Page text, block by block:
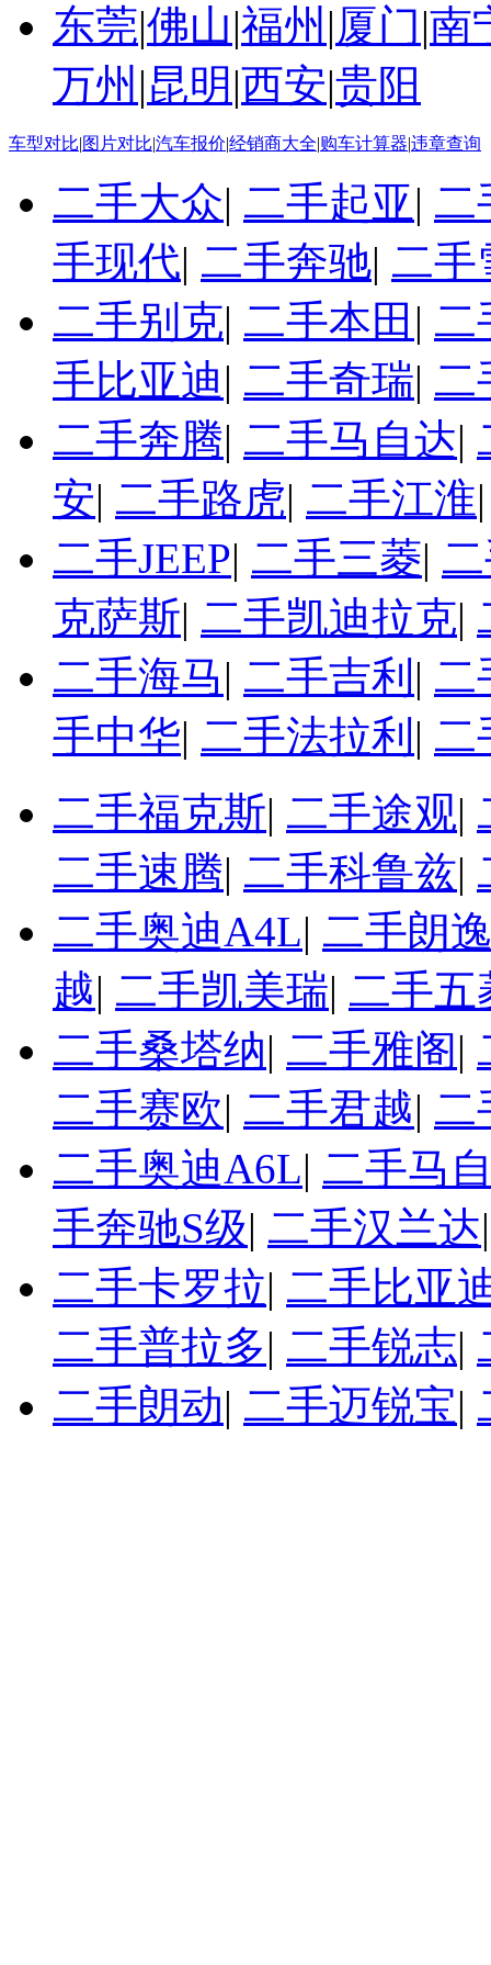
东莞|佛山|福州 |厦门|南
万州 |昆明 |西安|贵阳
车型对比|图片对比|汽车报价|经销商大全|购车计算器|违章查询
二手大众| 二手起亚| 二
手现代| 二手奔驰| 二手
二手别克| 二手本田 | 二
手比亚迪| 二手奇瑞| 二
二手奔腾| 二手马自达|
安| 二手路虎| 二手江淮
二手JEEP| 二手三菱|
克萨斯| 二手凯迪拉克|
二手海马| 二手吉利 | 二
手中华| 二手法拉利 | 二
二手福克斯| 二手途观|
二手速腾| 二手科鲁兹|
二手奥迪A4L| 二手朗
越| 二手凯美瑞| 二手五
二手桑塔纳| 二手雅阁|
二手赛欧| 二手君越| 二
二手奥迪A6L| 二手马
手奔驰S级| 二手汉兰达
二手卡罗拉| 二手比亚
二手普拉多| 二手锐志|
二手朗动| 二手迈锐宝|